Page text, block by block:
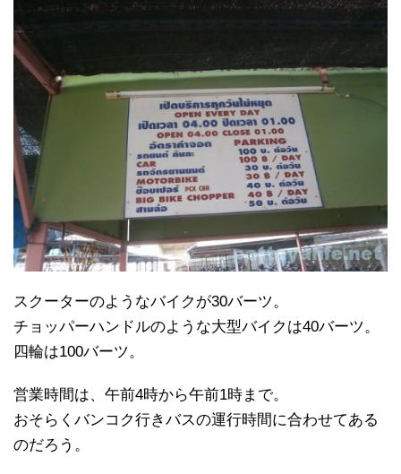
スクーターのようなバイクが30バーツ。
チョッパーハンドルのような大型バイクは40バーツ。
四輪は100バーツ。
営業時間は、午前4時から午前1時まで。
おそらくバンコク行きバスの運行時間に合わせてある
のだろう。